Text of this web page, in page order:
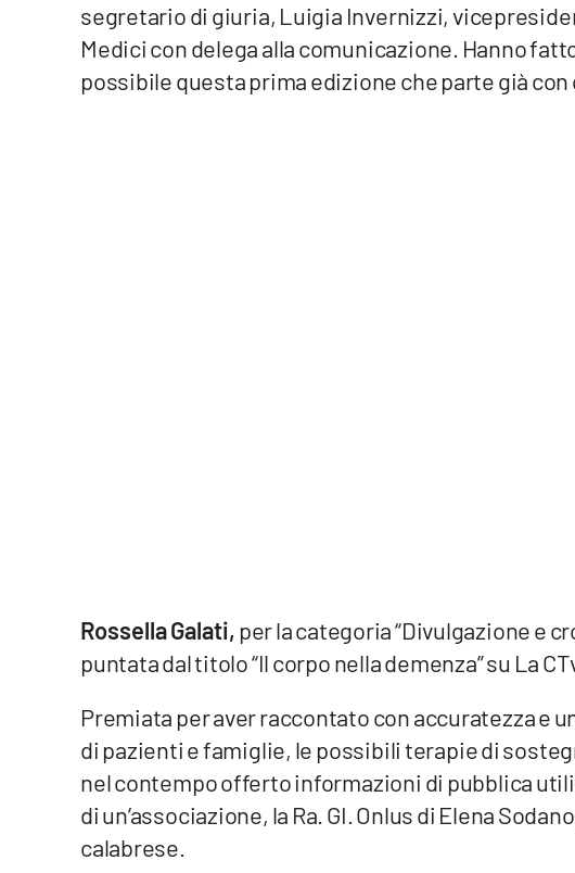
Vai
segretario di giuria, Luigia Invernizzi,
Medici con delega alla comunicazione. Hanno
possibile questa prima edizione che parte già
Rossella Galati, per la categoria “Divulgazione e
puntata dal titolo “Il corpo nella demenza” su La
Premiata per aver raccontato con accuratezza e
di pazienti e famiglie, le possibili terapie di
nel contempo offerto informazioni di pubblica
di un’associazione, la Ra. GI. Onlus di Elena
calabrese.